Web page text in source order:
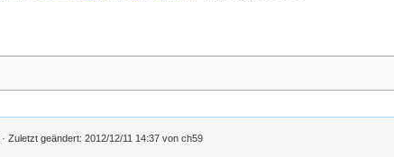
· Zuletzt geändert: 2012/12/11 14:37 von ch59